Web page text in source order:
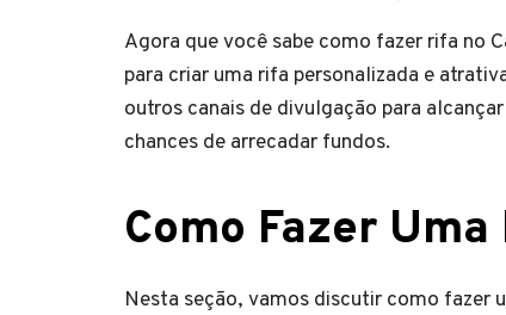
Agora que você sabe como fazer rifa no
para criar uma rifa personalizada e
outros canais de divulgação para
chances de arrecadar fundos.
Como Fazer
Nesta seção, vamos discutir como fazer